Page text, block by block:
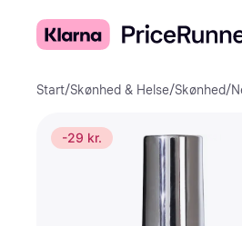
Start/Skønhed & Helse/Skønhed/
-29 kr.